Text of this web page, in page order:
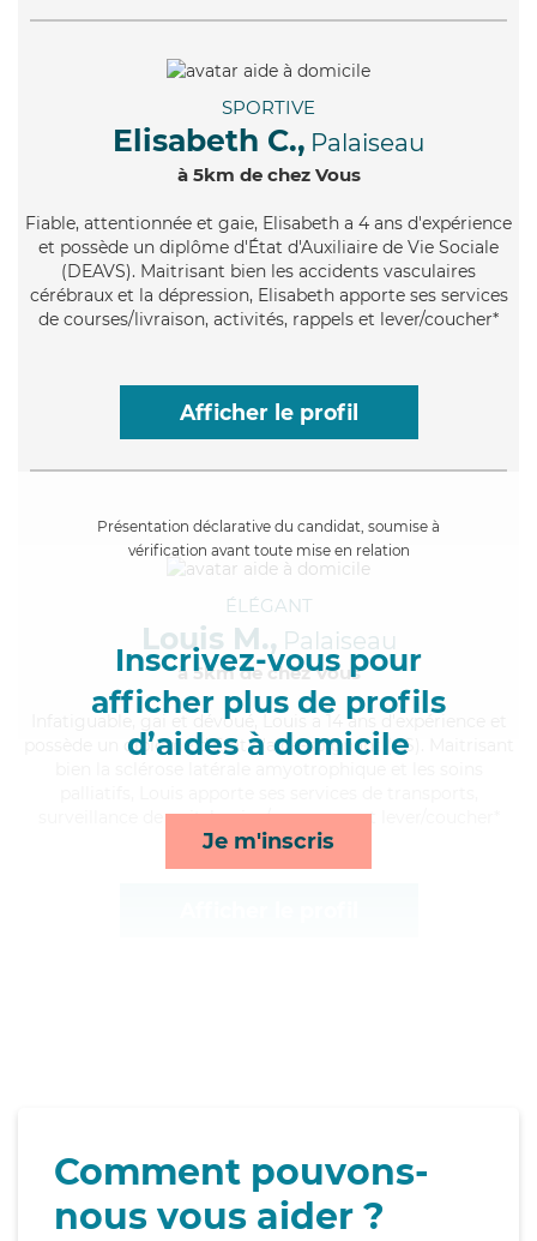
SPORTIVE
Elisabeth C., Palaiseau
à 5km de chez Vous
Fiable, attentionnée et gaie, Elisabeth a 4 ans d'expérience
et possède un diplôme d'État d'Auxiliaire de Vie Sociale
(DEAVS). Maitrisant bien les accidents vasculaires
cérébraux et la dépression, Elisabeth apporte ses services
de courses/livraison, activités, rappels et lever/coucher*
Afficher le profil
Présentation déclarative du candidat, soumise à
vérification avant toute mise en relation
Inscrivez-vous pour
afficher plus de profils
d’aides à domicile
Je m'inscris
ÉLÉGANT
Louis M., Palaiseau
à 5km de chez Vous
, gai et dévoué, Louis a 14 ans d'expérience et
possède un diplôme d'Etat d'aide-soignant (AS). Maitrisant
surveillance de nuit, lessive/repassage et lever/coucher*
Comment pouvons-
nous vous aider ?